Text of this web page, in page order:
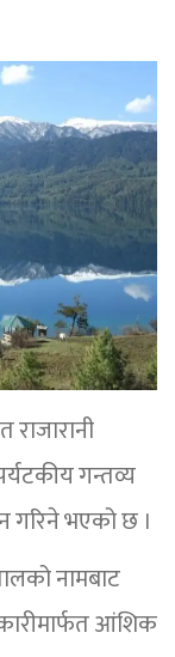
गन्तव्य
गरिने भएको छ ।
नामबाट
आंशिक